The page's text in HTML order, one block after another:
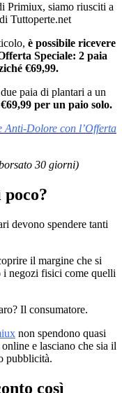
Primiux, siamo riusciti a
Tuttoperte.net
è possibile ricevere
Speciale: 2 paia
€69,99.
paia di plantari a un
per un paio solo.
Dolore con l’Offerta
30 giorni)
poco?
devono spendere tanti
il margine che si
i negozi fisici come quelli
Il consumatore.
non spendono quasi
e lasciano che sia il
pubblicità.
così